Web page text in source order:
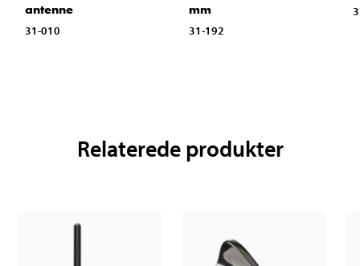
antenne
31-010
mm
31-192
Relaterede produkter